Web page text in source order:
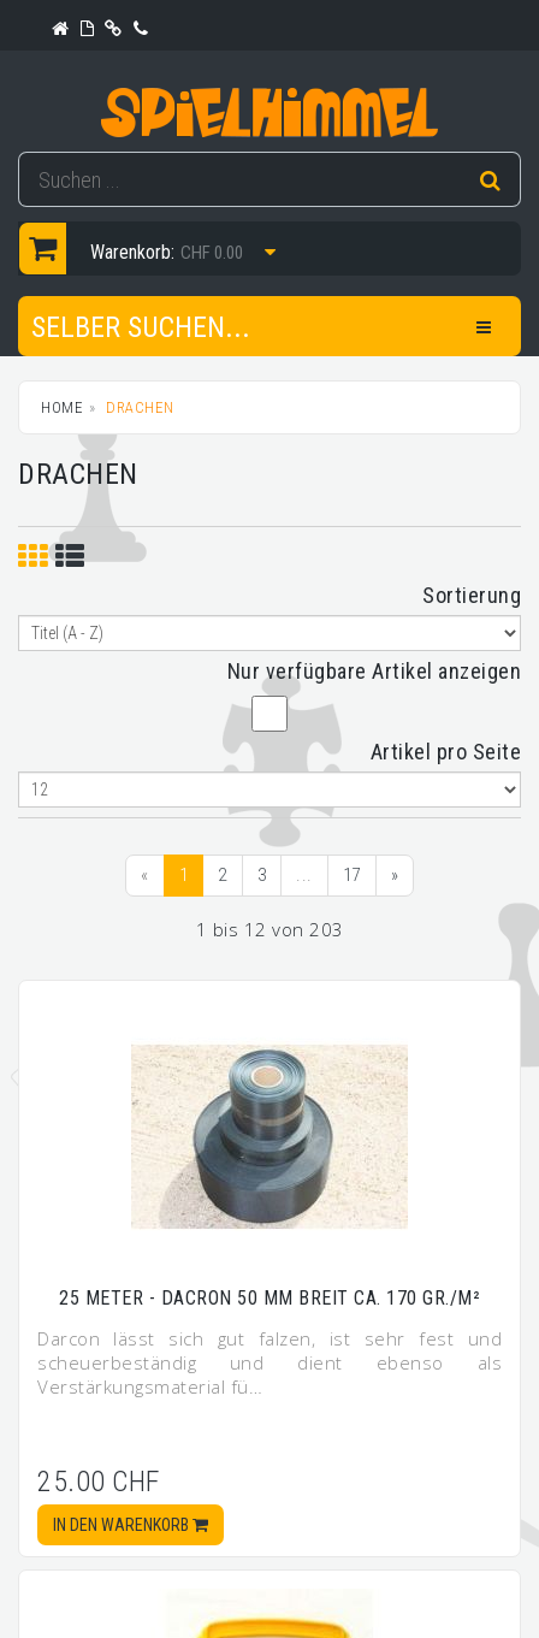
Warenkorb: CHF 0.00
SELBER SUCHEN...
HOME DRACHEN
DRACHEN
Sortierung
Nur verfügbare Artikel anzeigen
Artikel pro Seite
« 1 2 3 ... 17 »
1 bis 12 von 203
25 METER - DACRON 50 MM BREIT CA. 170 GR./M²
Darcon lässt sich gut falzen, ist sehr fest und
scheuerbeständig und dient ebenso als
Verstärkungsmaterial fü…
25.00 CHF
IN DEN WARENKORB